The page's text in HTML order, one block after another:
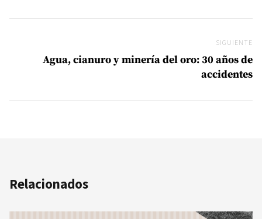
SIGUIENTE
Agua, cianuro y minería del oro: 30 años de
accidentes
Relacionados